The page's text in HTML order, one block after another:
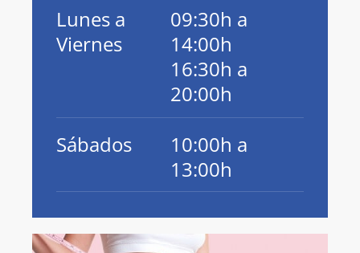
Lunes a
Viernes
09:30h a
14:00h
16:30h a
20:00h
Sábados
10:00h a
13:00h